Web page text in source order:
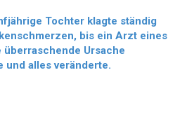
Tochter klagte ständig
bis ein Arzt eines
überraschende Ursache
und alles veränderte.